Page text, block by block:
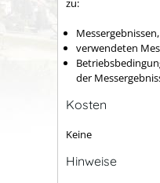
zu:
Messergebnissen,
verwendeten
der
Kosten
Keine
Hinweise